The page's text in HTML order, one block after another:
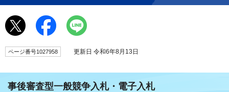
ページ番号1027958 更新日 令和6年8月13日
事後審査型一般競争入札・電子入札